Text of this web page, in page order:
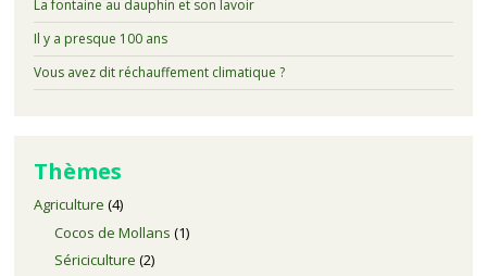
La fontaine au dauphin et son lavoir
Il y a presque 100 ans
Vous avez dit réchauffement climatique ?
Thèmes
Agriculture (4)
Cocos de Mollans (1)
Sériciculture (2)